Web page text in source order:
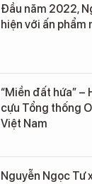
Đầu năm 2022,
hiện với ấn phẩm
“Miền đất hứa” –
cựu Tổng thống
Việt Nam
Nguyễn Ngọc Tư